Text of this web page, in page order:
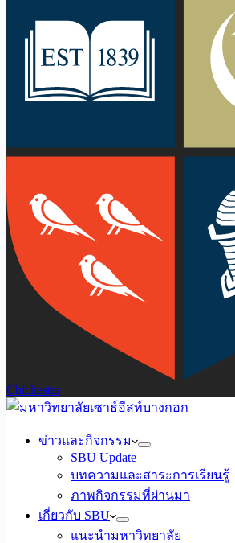
Chichester
ข่าวและกิจกรรม
SBU Update
บทความและสาระการเรียนรู้
ภาพกิจกรรมที่ผ่านมา
เกี่ยวกับ SBU
แนะนำมหาวิทยาลัย